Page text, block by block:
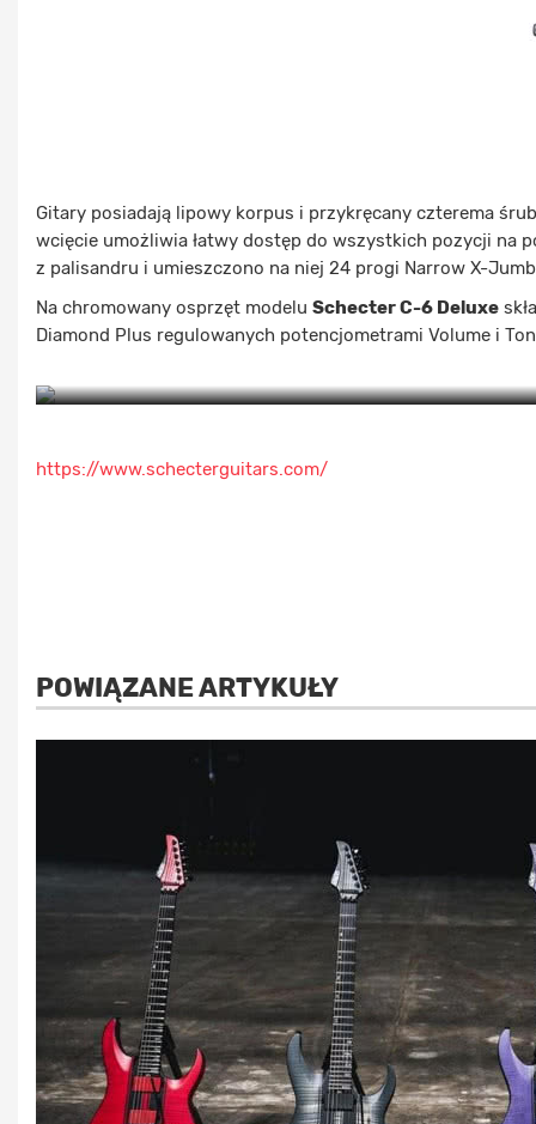
Gitary posiadają lipowy korpus i przykręcany czterema
wcięcie umożliwia łatwy dostęp do wszystkich pozycji na
z palisandru i umieszczono na niej 24 progi Narrow X-
Na chromowany osprzęt modelu Schecter C-6 Deluxe
Diamond Plus regulowanych potencjometrami Volume i
https://www.schecterguitars.com/
POWIĄZANE ARTYKUŁY